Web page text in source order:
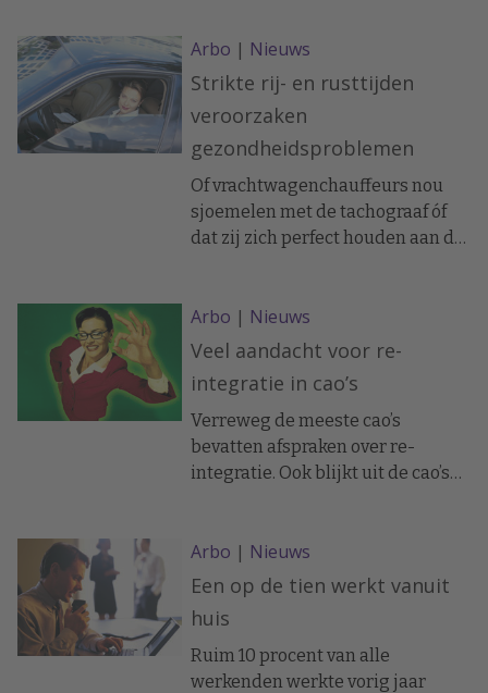
geleden is. Het adviesbureau
denkt dat een tijdperk van
permanente kostenbesparingen
is aangebroken. Maar dat is niet
altijd goed voor de gezondheid
van de werknemers.
Arbo | Nieuws
Strikte rij- en rusttijden
veroorzaken
gezondheidsproblemen
Of vrachtwagenchauffeurs nou
sjoemelen met de tachograaf óf
dat zij zich perfect houden aan de
leven. In het eerste geval draaien
zij te lange werkdagen. In het
slaapstoornissen krijgen, doordat
hun bioritme wordt verstoord.
Arbo | Nieuws
Veel aandacht voor re-
integratie in cao’s
Verreweg de meeste cao’s
bevatten afspraken over re-
integratie. Ook blijkt uit de cao’s
bij hun werkgever duidelijk
toeneemt. Dit staat in
voorjaarsrapportage cao-
afspraken 2009 van het ministerie
van Sociale Zaken en
Werkgelegenheid.
Arbo | Nieuws
Een op de tien werkt vanuit
huis
Ruim 10 procent van alle
werkenden werkte vorig jaar